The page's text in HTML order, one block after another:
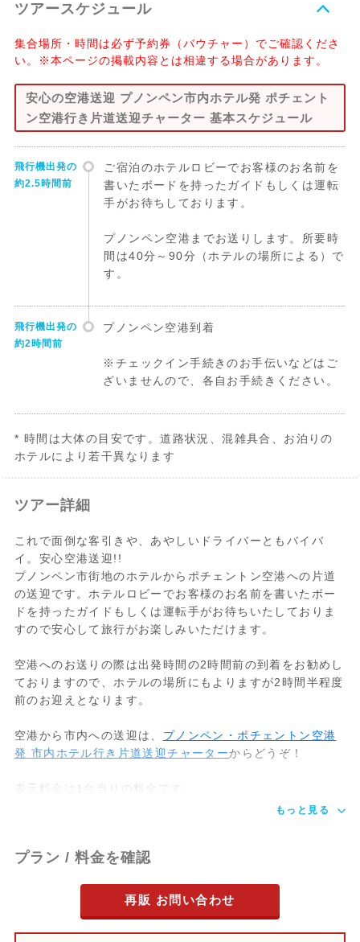
ツアースケジュール
集合場所・時間は必ず予約券（バウチャー）でご確認くださ
い。※本ページの掲載内容とは相違する場合があります。
安心の空港送迎 プノンペン市内ホテル発 ポチェント
ン空港行き片道送迎チャーター 基本スケジュール
飛行機出発の
約2.5時間前
ご宿泊のホテルロビーでお客様のお名前を
書いたボードを持ったガイドもしくは運転
手がお待ちしております。
プノンペン空港までお送りします。所要時
間は40分～90分（ホテルの場所による）で
す。
飛行機出発の
約2時間前
プノンペン空港到着
※チェックイン手続きのお手伝いなどはご
ざいませんので、各自お手続きください。
* 時間は大体の目安です。道路状況、混雑具合、お泊りの
ホテルにより若干異なります
ツアー詳細
これで面倒な客引きや、あやしいドライバーともバイバ
イ。安心空港送迎!!
プノンペン市街地のホテルからポチェントン空港への片道
の送迎です。ホテルロビーでお客様のお名前を書いたボー
ドを持ったガイドもしくは運転手がお待ちいたしておりま
すので安心して旅行がお楽しみいただけます。
空港へのお送りの際は出発時間の2時間前の到着をお勧めし
ておりますので、ホテルの場所にもよりますが2時間半程度
前のお迎えとなります。
空港から市内への送迎は、 プノンペン・ポチェントン空港
発 市内ホテル行き片道送迎チャーターからどうぞ！
表示料金は1台当りの料金です。
もっと見る
プラン / 料金を確認
再販 お問い合わせ